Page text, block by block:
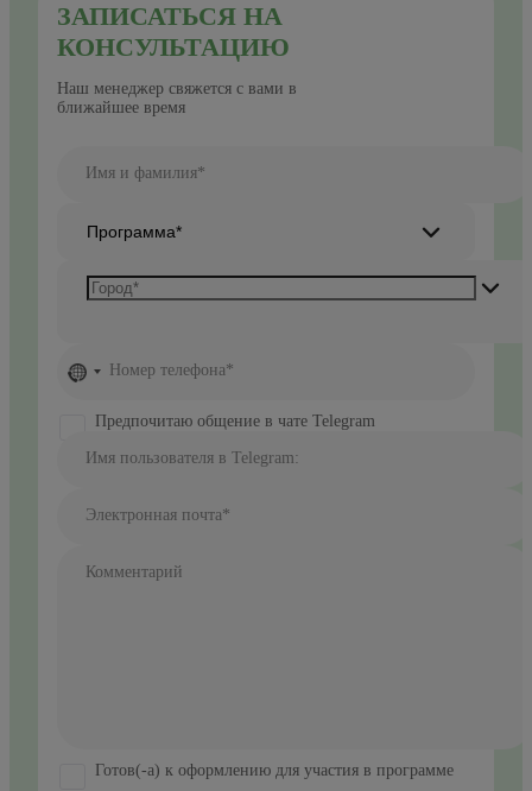
ЗАПИСАТЬСЯ НА
КОНСУЛЬТАЦИЮ
Наш менеджер свяжется с вами в
ближайшее время
Имя и фамилия*
Программа*
No
selected
Номер телефона*
Предпочитаю общение в чате Telegram
Имя пользователя в Telegram:
Электронная почта*
Комментарий
Готов(-а) к оформлению для участия в программе